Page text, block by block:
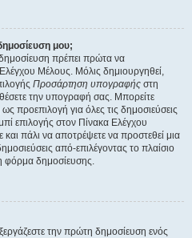
μου;
πρέπει πρώτα να
Μέλους. Μόλις δημιουργηθεί,
Προσάρτηση υπογραφής στη
την υπογραφή σας. Μπορείτε
προεπιλογή για όλες τις δημοσιεύσεις
επιλογής στον Πίνακα Ελέγχου
πάλι να αποτρέψετε να προστεθεί μια
από-επιλέγοντας το πλαίσιο
φόρμα δημοσίευσης.
την πρώτη δημοσίευση ενός